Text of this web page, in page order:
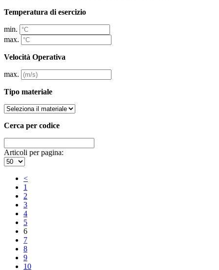
Temperatura di esercizio
min.
max.
Velocità Operativa
max.
Tipo materiale
Cerca per codice
Articoli per pagina:
<
1
2
3
4
5
6
7
8
9
10